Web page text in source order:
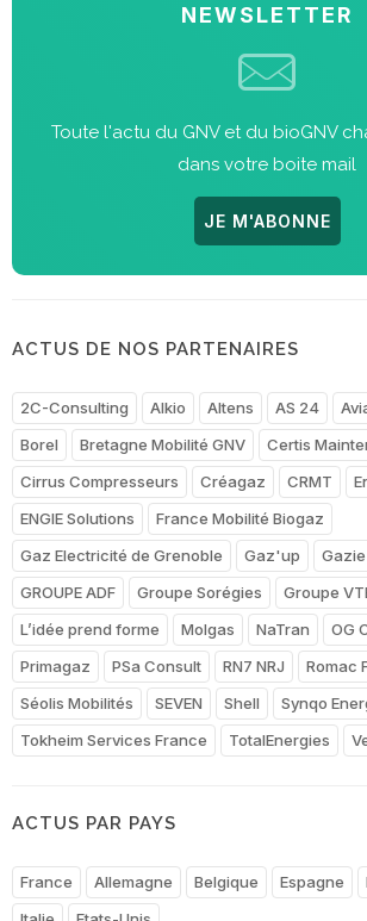
NEWSLETTER
Toute l'actu du GNV et du bioGNV
dans votre boite mail
JE M'ABONNE
ACTUS DE NOS PARTENAIRES
2C-Consulting Alkio Altens AS 24
Borel
Bretagne Mobilité GNV
Certis
Cirrus Compresseurs
Créagaz CRMT
ENGIE Solutions
France Mobilité Biogaz
Gaz Electricité de Grenoble
Gaz'up Gazie
GROUPE ADF
Groupe Sorégies Groupe
L’idée prend forme
Molgas NaTran
OG
Primagaz
PSa Consult RN7 NRJ
Romac
Séolis Mobilités
SEVEN Shell Synqo
Tokheim Services France
TotalEnergies
ACTUS PAR PAYS
France Allemagne Belgique Espagne